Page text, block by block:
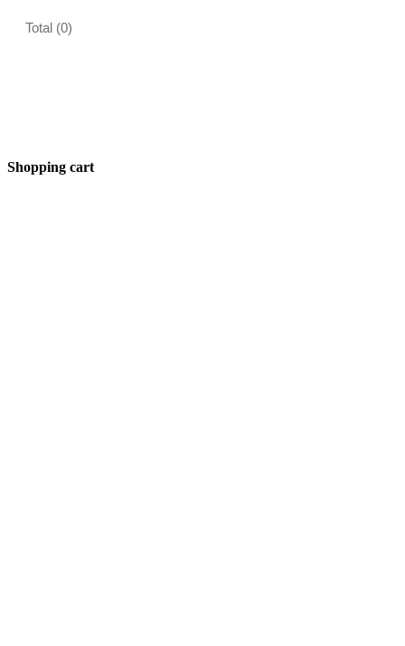
Total (0)
Shopping cart